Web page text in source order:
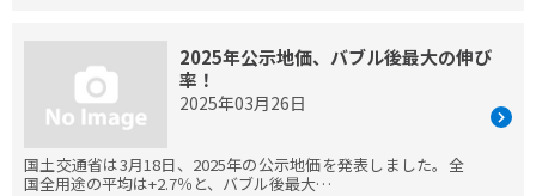
2025年公示地価、バブル後最大の伸び
率！
2025年03月26日
国土交通省は3月18日、2025年の公示地価を発表しました。全
国全用途の平均は+2.7％と、バブル後最大…